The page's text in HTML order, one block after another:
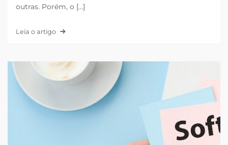
outras. Porém, o [...]
Leia o artigo